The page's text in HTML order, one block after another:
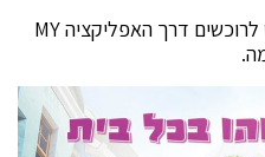
מחיר כניסה 50 ₪ בלבד! + סרט לרוכשים דרך האפליקציה MY